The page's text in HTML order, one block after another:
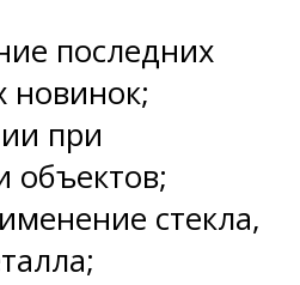
последних
новинок;
при
объектов;
стекла,